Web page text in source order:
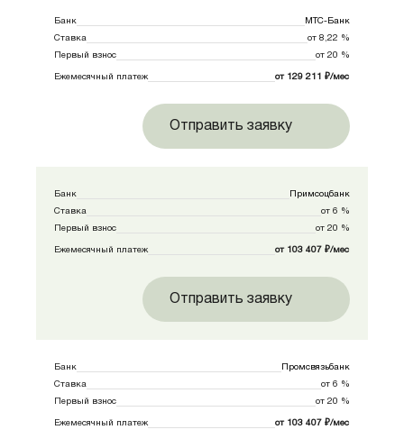
Банк МТС-Банк
Ставка от 8,22 %
Первый взнос от 20 %
Ежемесячный платеж от 129 211 ₽/мес
Отправить заявку
Банк Примсоцбанк
Ставка от 6 %
Первый взнос от 20 %
Ежемесячный платеж от 103 407 ₽/мес
Отправить заявку
Банк Промсвязьбанк
Ставка от 6 %
Первый взнос от 20 %
Ежемесячный платеж от 103 407 ₽/мес